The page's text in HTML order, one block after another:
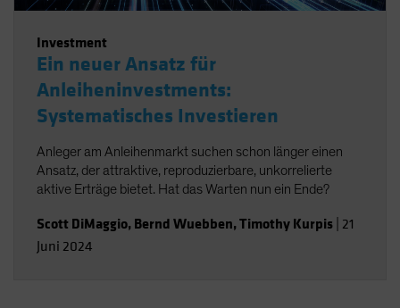
Investment
Ein neuer Ansatz für
Anleiheninvestments:
Systematisches Investieren
Anleger am Anleihenmarkt suchen schon länger einen
Ansatz, der attraktive, reproduzierbare, unkorrelierte
aktive Erträge bietet. Hat das Warten nun ein Ende?
Scott DiMaggio, Bernd Wuebben,Timothy Kurpis 21
Juni 2024